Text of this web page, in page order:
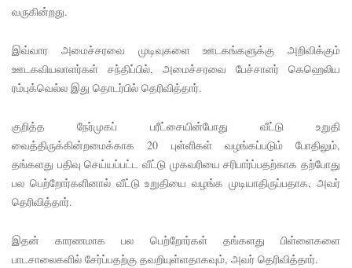
க சில
நாடுகளில்
இலங்கை
கடவுச்சீட்
டுகள்
- முஜீப்
வருகின்றது.
இவ்வார அமைச்சரவை முடிவுகளை ஊடகங்களுக்கு அறிவிக்கும்
ஊடகவியலாளர்கள் சந்திப்பில், அமைச்சரவை பேச்சாளர் கெஹெலிய
ரம்புக்வெல்ல இது தொடர்பில் தெரிவித்தார்.
குறித்த நேர்முகப் பரீட்சையின்போது வீட்டு உறுதி
வைத்திருக்கின்றமைக்காக 20 புள்ளிகள் வழங்கப்படும் போதிலும்,
தங்களது பதிவு செய்யப்பட்ட வீட்டு முகவரியை சரிபார்ப்பதற்காக தற்போது
பல பெற்றோர்களினால் வீட்டு உறுதியை வழங்க முடியாதிருப்பதாக, அவர்
தெரிவித்தார்.
இதன் காரணமாக பல பெற்றோர்கள் தங்களது பிள்ளைகளை
பாடசாலைகளில் சேர்ப்பதற்கு தவறியுள்ளதாகவும், அவர் தெரிவித்தார்.